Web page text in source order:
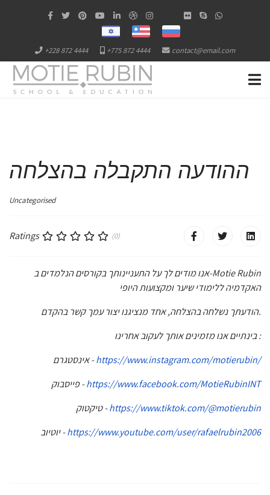
+228 872 4444 +775 872 4444 contact@email.com
ההודעה התקבלה בהצלחה
Uncategorised
Ratings (0)
אנו מודים לך על התעניינותך בקורסים הנלמדים ב-Motie Rubin
האקדמיה ללימודי שיער ומקצועות היופי
הודעתך נשלחה בהצלחה, אחד מנציגנו יצור עמך קשר בהקדם.
בינתיים אנו מזמינים אותך לעקוב אחרינו :
אינסטגרם -https://www.instagram.com/motierubin/
פייסבוק -https://www.facebook.com/MotieRubinINT
טיקטוק -https://www.tiktok.com/@motierubin
יוטיוב -https://www.youtube.com/user/rafaelrubin2006